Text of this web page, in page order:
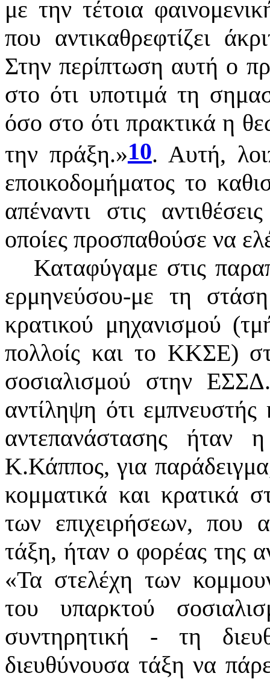
με την τέτοια
που αντικαθρεφτίζει
Στην περίπτωση αυτή ο
στο ότι υποτιμά τη
όσο στο ότι πρακτικά η
την πράξη.»10. Αυτή,
εποικοδομήματος το
απέναντι στις
οποίες προσπαθούσε να
Καταφύγαμε στις
ερμηνεύσου-με τη
κρατικού μηχανισμού
πολλοίς και το ΚΚΣΕ)
σοσιαλισμού στην
αντίληψη ότι
αντεπανάστασης ήταν
Κ.Κάππος, για
κομματικά και κρατικά
των επιχειρήσεων, που
τάξη, ήταν ο φορέας της
«Τα στελέχη των
του υπαρκτού
συντηρητική - τη
διευθύνουσα τάξη να